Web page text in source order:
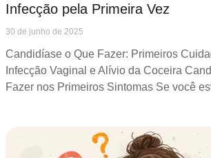
Infecção pela Primeira Vez
30 de junho de 2025
Candidíase o Que Fazer: Primeiros
Infecção Vaginal e Alívio da Coceira
Fazer nos Primeiros Sintomas Se você